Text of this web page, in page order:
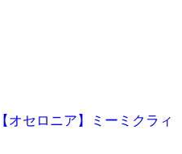
【オセロニア】ミーミクラィ